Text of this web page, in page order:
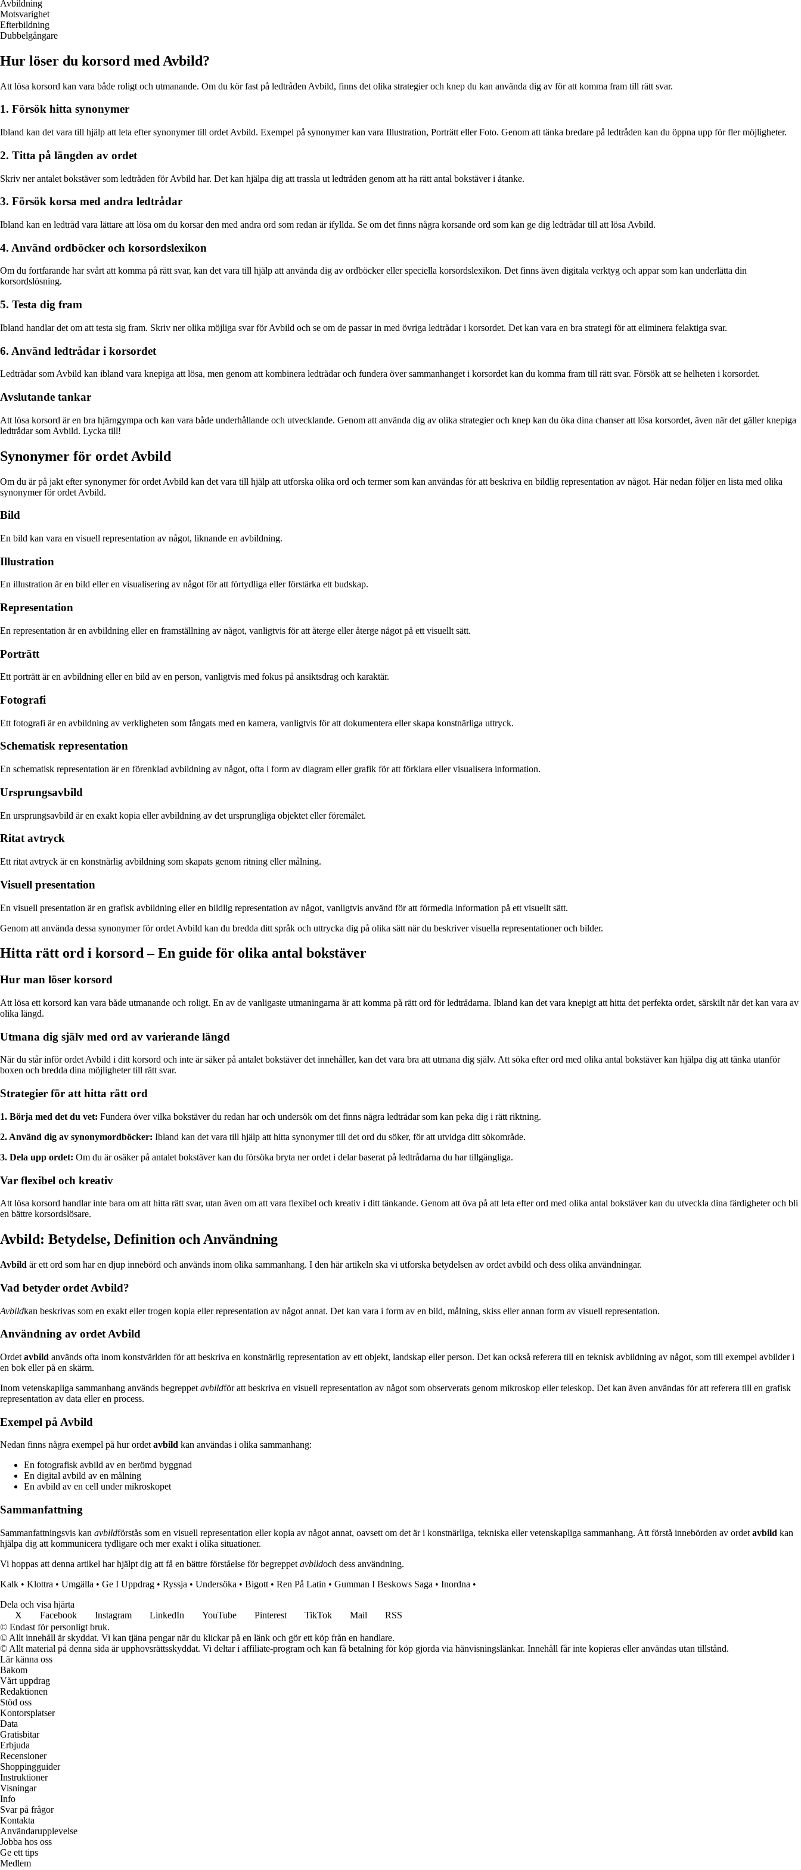
Avbildning
Motsvarighet
Efterbildning
Dubbelgångare
Hur löser du korsord med Avbild?
Att lösa korsord kan vara både roligt och utmanande. Om du kör fast på ledtråden Avbild, finns det olika strategier och knep du kan använda dig av för att komma fram till rätt svar.
1. Försök hitta synonymer
Ibland kan det vara till hjälp att leta efter synonymer till ordet Avbild. Exempel på synonymer kan vara Illustration, Porträtt eller Foto. Genom att tänka bredare på ledtråden kan du öppna upp för fler möjligheter.
2. Titta på längden av ordet
Skriv ner antalet bokstäver som ledtråden för Avbild har. Det kan hjälpa dig att trassla ut ledtråden genom att ha rätt antal bokstäver i åtanke.
3. Försök korsa med andra ledtrådar
Ibland kan en ledtråd vara lättare att lösa om du korsar den med andra ord som redan är ifyllda. Se om det finns några korsande ord som kan ge dig ledtrådar till att lösa Avbild.
4. Använd ordböcker och korsordslexikon
Om du fortfarande har svårt att komma på rätt svar, kan det vara till hjälp att använda dig av ordböcker eller speciella korsordslexikon. Det finns även digitala verktyg och appar som kan underlätta din
korsordslösning.
5. Testa dig fram
Ibland handlar det om att testa sig fram. Skriv ner olika möjliga svar för Avbild och se om de passar in med övriga ledtrådar i korsordet. Det kan vara en bra strategi för att eliminera felaktiga svar.
6. Använd ledtrådar i korsordet
Ledtrådar som Avbild kan ibland vara knepiga att lösa, men genom att kombinera ledtrådar och fundera över sammanhanget i korsordet kan du komma fram till rätt svar. Försök att se helheten i korsordet.
Avslutande tankar
Att lösa korsord är en bra hjärngympa och kan vara både underhållande och utvecklande. Genom att använda dig av olika strategier och knep kan du öka dina chanser att lösa korsordet, även när det gäller knepiga
ledtrådar som Avbild. Lycka till!
Synonymer för ordet Avbild
Om du är på jakt efter synonymer för ordet Avbild kan det vara till hjälp att utforska olika ord och termer som kan användas för att beskriva en bildlig representation av något. Här nedan följer en lista med olika
synonymer för ordet Avbild.
Bild
En bild kan vara en visuell representation av något, liknande en avbildning.
Illustration
En illustration är en bild eller en visualisering av något för att förtydliga eller förstärka ett budskap.
Representation
En representation är en avbildning eller en framställning av något, vanligtvis för att återge eller återge något på ett visuellt sätt.
Porträtt
Ett porträtt är en avbildning eller en bild av en person, vanligtvis med fokus på ansiktsdrag och karaktär.
Fotografi
Ett fotografi är en avbildning av verkligheten som fångats med en kamera, vanligtvis för att dokumentera eller skapa konstnärliga uttryck.
Schematisk representation
En schematisk representation är en förenklad avbildning av något, ofta i form av diagram eller grafik för att förklara eller visualisera information.
Ursprungsavbild
En ursprungsavbild är en exakt kopia eller avbildning av det ursprungliga objektet eller föremålet.
Ritat avtryck
Ett ritat avtryck är en konstnärlig avbildning som skapats genom ritning eller målning.
Visuell presentation
En visuell presentation är en grafisk avbildning eller en bildlig representation av något, vanligtvis använd för att förmedla information på ett visuellt sätt.
Genom att använda dessa synonymer för ordet Avbild kan du bredda ditt språk och uttrycka dig på olika sätt när du beskriver visuella representationer och bilder.
Hitta rätt ord i korsord – En guide för olika antal bokstäver
Hur man löser korsord
Att lösa ett korsord kan vara både utmanande och roligt. En av de vanligaste utmaningarna är att komma på rätt ord för ledtrådarna. Ibland kan det vara knepigt att hitta det perfekta ordet, särskilt när det kan vara av
olika längd.
Utmana dig själv med ord av varierande längd
När du står inför ordet Avbild i ditt korsord och inte är säker på antalet bokstäver det innehåller, kan det vara bra att utmana dig själv. Att söka efter ord med olika antal bokstäver kan hjälpa dig att tänka utanför
boxen och bredda dina möjligheter till rätt svar.
Strategier för att hitta rätt ord
1. Börja med det du vet: Fundera över vilka bokstäver du redan har och undersök om det finns några ledtrådar som kan peka dig i rätt riktning.
2. Använd dig av synonymordböcker: Ibland kan det vara till hjälp att hitta synonymer till det ord du söker, för att utvidga ditt sökområde.
3. Dela upp ordet: Om du är osäker på antalet bokstäver kan du försöka bryta ner ordet i delar baserat på ledtrådarna du har tillgängliga.
Var flexibel och kreativ
Att lösa korsord handlar inte bara om att hitta rätt svar, utan även om att vara flexibel och kreativ i ditt tänkande. Genom att öva på att leta efter ord med olika antal bokstäver kan du utveckla dina färdigheter och bli
en bättre korsordslösare.
Avbild: Betydelse, Definition och Användning
Avbild är ett ord som har en djup innebörd och används inom olika sammanhang. I den här artikeln ska vi utforska betydelsen av ordet avbild och dess olika användningar.
Vad betyder ordet Avbild?
Avbildkan beskrivas som en exakt eller trogen kopia eller representation av något annat. Det kan vara i form av en bild, målning, skiss eller annan form av visuell representation.
Användning av ordet Avbild
Ordet avbild används ofta inom konstvärlden för att beskriva en konstnärlig representation av ett objekt, landskap eller person. Det kan också referera till en teknisk avbildning av något, som till exempel avbilder i
en bok eller på en skärm.
Inom vetenskapliga sammanhang används begreppet avbildför att beskriva en visuell representation av något som observerats genom mikroskop eller teleskop. Det kan även användas för att referera till en grafisk
representation av data eller en process.
Exempel på Avbild
Nedan finns några exempel på hur ordetavbild kan användas i olika sammanhang:
En fotografisk avbild av en berömd byggnad
En digital avbild av en målning
En avbild av en cell under mikroskopet
Sammanfattning
Sammanfattningsvis kan avbildförstås som en visuell representation eller kopia av något annat, oavsett om det är i konstnärliga, tekniska eller vetenskapliga sammanhang. Att förstå innebörden av ordet avbild kan
hjälpa dig att kommunicera tydligare och mer exakt i olika situationer.
Vi hoppas att denna artikel har hjälpt dig att få en bättre förståelse för begreppet avbildoch dess användning.
Kalk • Klottra • Umgälla • Ge I Uppdrag • Ryssja • Undersöka • Bigott • Ren På Latin • Gumman I Beskows Saga • Inordna •
Dela och visa hjärta
X
Facebook Instagram LinkedIn YouTube Pinterest TikTok Mail
RSS
© Endast för personligt bruk.
© Allt innehåll är skyddat. Vi kan tjäna pengar när du klickar på en länk och gör ett köp från en handlare.
© Allt material på denna sida är upphovsrättsskyddat. Vi deltar i affiliate-program och kan få betalning för köp gjorda via hänvisningslänkar. Innehåll får inte kopieras eller användas utan tillstånd.
Lär känna oss
Bakom
Vårt uppdrag
Redaktionen
Stöd oss
Kontorsplatser
Data
Gratisbitar
Erbjuda
Recensioner
Shoppingguider
Instruktioner
Visningar
Info
Svar på frågor
Kontakta
Användarupplevelse
Jobba hos oss
Ge ett tips
Medlem